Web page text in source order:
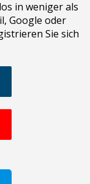
in weniger als
Google oder
Sie sich